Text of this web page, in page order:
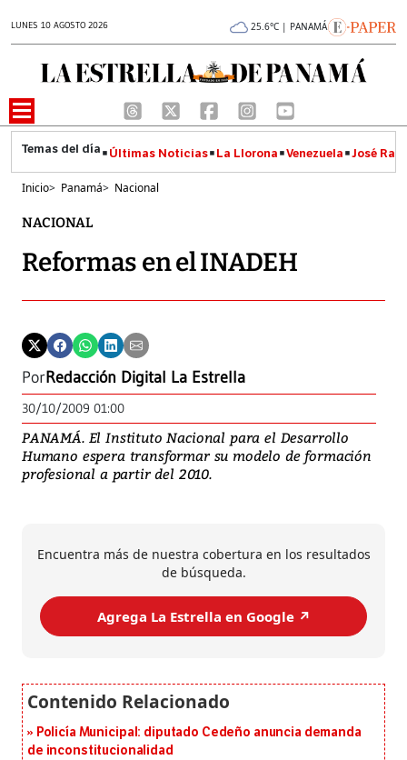
LUNES 10 AGOSTO 2026 25.6°C | PANAMÁ
Últimas Noticias La Llorona Venezuela José
Inicio> Panamá> Nacional
NACIONAL
Reformas en el INADEH
PorRedacción Digital La Estrella
30/10/2009 01:00
PANAMÁ. El Instituto Nacional para el Desarrollo
Humano espera transformar su modelo de formación
profesional a partir del 2010.
Encuentra más de nuestra cobertura en los resultados
de búsqueda.
Agrega La Estrella en Google ↗️
Policía Municipal: diputado Cedeño anuncia demanda
de inconstitucionalidad